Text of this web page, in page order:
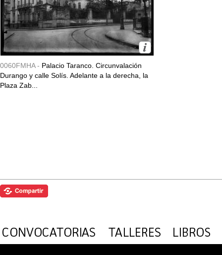
0060FMHA - Palacio Taranco. Circunvalación
Durango y calle Solís. Adelante a la derecha, la
Plaza Zab...